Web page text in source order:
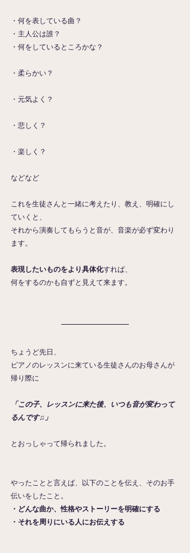
・何を表している曲？
・主人公は誰？
・何をしているところかな？
・柔らかい？
・元気よく？
・悲しく？
・楽しく？
などなど
これを生徒さんと一緒に考えたり、教え、明確にし
ていくと、
それから演奏してもらうと音が、音楽が必ず変わり
ます。
表現したいものをより具体化すれば、
何をするのかも自ずと見えて来ます。
ちょうど先日、
ピアノのレッスンに来ている生徒さんのお母さんが
帰り際に
「この子、レッスンに来た後、いつも音が変わって
るんです♫」
とおっしゃって帰られました。
やったことと言えば、以下のことを伝え、そのお手
伝いをしたこと。
・どんな曲か、性格やストーリーを明確にする
・それを周りにいる人にお伝えする